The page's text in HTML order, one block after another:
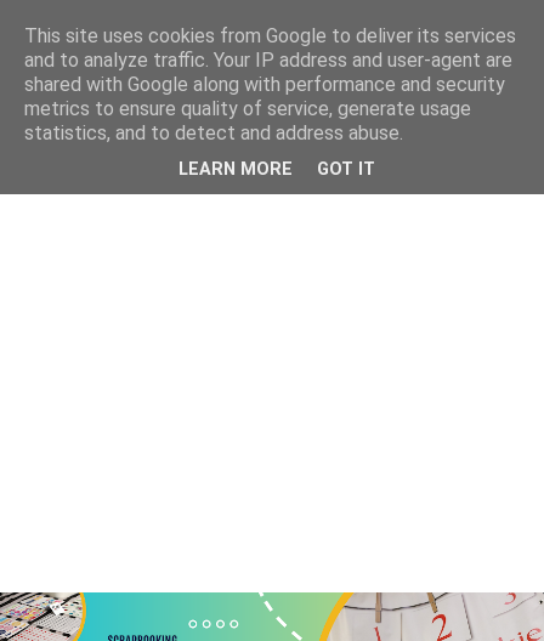
This site uses cookies from Google to deliver its services
and to analyze traffic. Your IP address and user-agent are
shared with Google along with performance and security
metrics to ensure quality of service, generate usage
statistics, and to detect and address abuse.
LEARN MORE GOT IT